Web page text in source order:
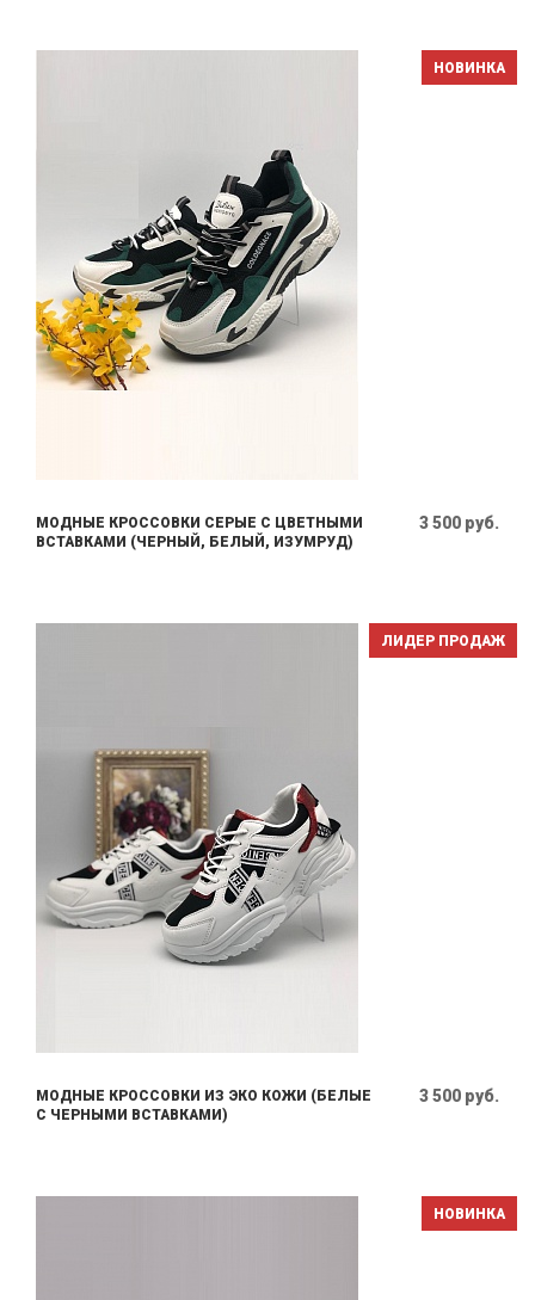
НОВИНКА
МОДНЫЕ КРОССОВКИ СЕРЫЕ С ЦВЕТНЫМИ
ВСТАВКАМИ (ЧЕРНЫЙ, БЕЛЫЙ, ИЗУМРУД)
3 500 руб.
ЛИДЕР ПРОДАЖ
МОДНЫЕ КРОССОВКИ ИЗ ЭКО КОЖИ (БЕЛЫЕ
С ЧЕРНЫМИ ВСТАВКАМИ)
3 500 руб.
НОВИНКА